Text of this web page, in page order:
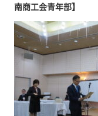
南商工会青年部】